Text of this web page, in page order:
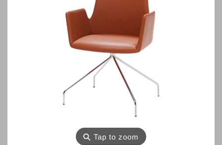
⚲Tap to zoom